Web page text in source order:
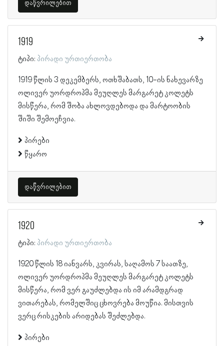
დაწვრილებით
1919
ტიპი: პირადი ურთიერთობა
1919 წლის 3 დეკემბერს, ოთხშაბათს, 10-ის ნახევარზე
ოლივერ უორდროპმა მეუღლეს მარგარეტ კოლეტს
მისწერა, რომ შობა ახლოვდებოდა და მარტოობის
შიში შემოეჩვია.
პირები
წყარო
დაწვრილებით
1920
ტიპი: პირადი ურთიერთობა
1920 წლის 18 იანვარს, კვირას, საღამოს 7 საათზე,
ოლივერ უორდროპმა მეუღლეს მარგარეტ კოლეტს
მისწერა, რომ ვერ გაუძლებდა ის იმ არამდგრად
ვითარებას, რომელშიც ცხოვრება მოუწია. მისთვის
ვერც რისკების არიდებას შეძლებდა.
პირები